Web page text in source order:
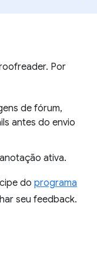
Por
de fórum,
antes do envio
ativa.
do programa
seu feedback.